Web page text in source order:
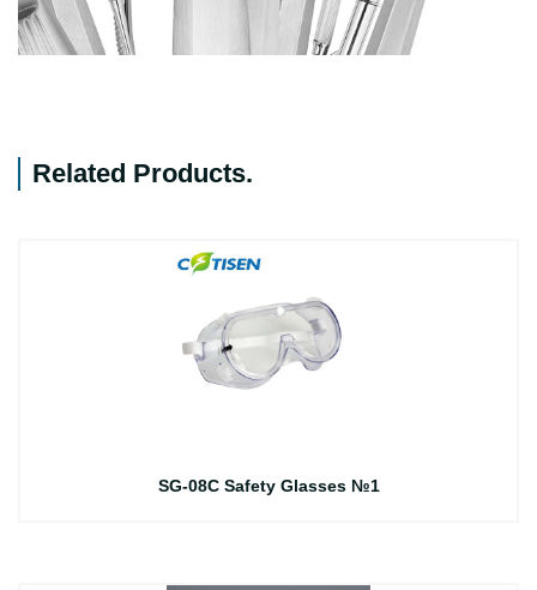
Related Products.
SG-08C Safety Glasses №1